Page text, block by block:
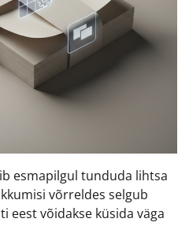
esmapilgul tunduda lihtsa
võrreldes selgub
eest võidakse küsida väga